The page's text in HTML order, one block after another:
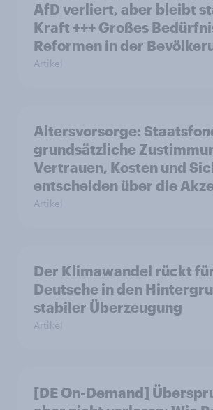
AfD verliert, aber bleibt
Kraft +++ Großes
Reformen in der
Artikel
Altersvorsorge:
grundsätzliche
Vertrauen, Kosten und
entscheiden über die
Artikel
Der Klimawandel rückt
Deutsche in den
stabiler Überzeugung
Artikel
[DE On-Demand]